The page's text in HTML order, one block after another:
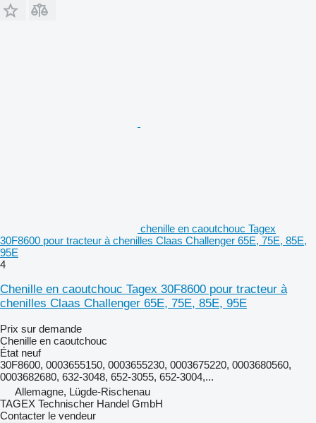
chenille en caoutchouc Tagex
30F8600 pour tracteur à chenilles Claas Challenger 65E, 75E, 85E,
95E
4
Chenille en caoutchouc Tagex 30F8600 pour tracteur à
chenilles Claas Challenger 65E, 75E, 85E, 95E
Prix sur demande
Chenille en caoutchouc
État neuf
30F8600, 0003655150, 0003655230, 0003675220, 0003680560,
0003682680, 632-3048, 652-3055, 652-3004,...
Allemagne, Lügde-Rischenau
TAGEX Technischer Handel GmbH
Contacter le vendeur